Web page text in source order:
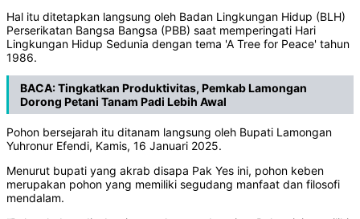
Hal itu ditetapkan langsung oleh Badan Lingkungan Hidup (BLH)
Perserikatan Bangsa Bangsa (PBB) saat memperingati Hari
Lingkungan Hidup Sedunia dengan tema 'A Tree for Peace' tahun
1986.
BACA:Tingkatkan Produktivitas, Pemkab Lamongan
Dorong Petani Tanam Padi Lebih Awal
Pohon bersejarah itu ditanam langsung oleh Bupati Lamongan
Yuhronur Efendi, Kamis, 16 Januari 2025.
Menurut bupati yang akrab disapa Pak Yes ini, pohon keben
merupakan pohon yang memiliki segudang manfaat dan filosofi
mendalam.